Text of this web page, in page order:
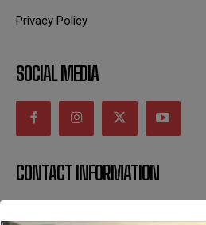
Privacy Policy
SOCIAL MEDIA
CONTACT INFORMATION